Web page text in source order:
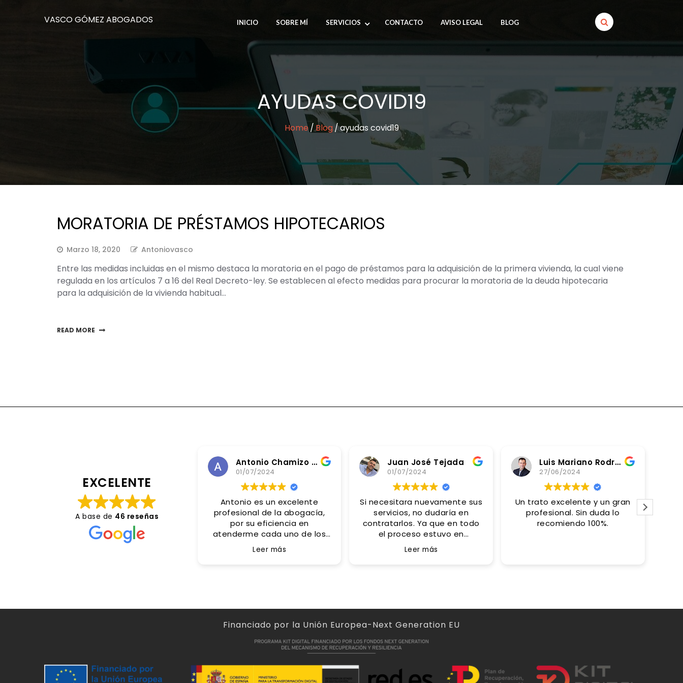
VASCO GÓMEZ ABOGADOS INICIO SOBRE MÍ SERVICIOS CONTACTO AVISO LEGAL BLOG
AYUDAS COVID19
Home Blog ayudas covid19
MORATORIA DE PRÉSTAMOS HIPOTECARIOS
Marzo 18, 2020 Antoniovasco
Entre las medidas incluidas en el mismo destaca la moratoria en el pago de préstamos para la adquisición de la primera vivienda, la cual viene
regulada en los artículos 7 a 16 del Real Decreto-ley. Se establecen al efecto medidas para procurar la moratoria de la deuda hipotecaria
para la adquisición de la vivienda habitual…
READ MORE
EXCELENTE
A base de 46 reseñas
Antonio Chamizo Alfaro
01/07/2024
Antonio es un excelente
profesional de la abogacía,
por su eficiencia en
atenderme cada uno de los
diferentes problemas
planteados, pero también
Gracias por tus consejos y
apoyo Antonio.
Abogado muy
recomendable!!!!
Leer más
Juan José Tejada
01/07/2024
Si necesitara nuevamente sus
servicios, no dudaría en
contratarlos. Ya que en todo
el proceso estuvo en
contacto e informándonos de
todo y asesorándonos con
Leer más
Luis Mariano Rodriguez Garzon
27/06/2024
Un trato excelente y un gran
profesional. Sin duda lo
recomiendo 100%.
Financiado por la Unión Europea-Next Generation EU